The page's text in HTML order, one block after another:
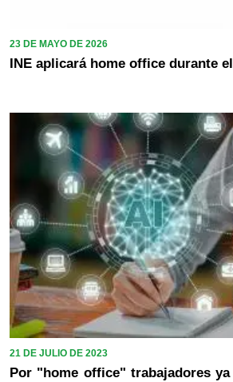
23 DE MAYO DE 2026
INE aplicará home office durante
21 DE JULIO DE 2023
Por "home office" trabajadores